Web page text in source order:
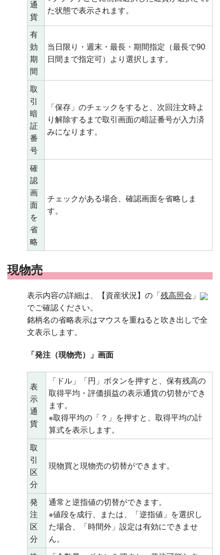
通
貨
た状態で表示されます。
有
効
期
間
当日限り・週末・最長・期間指定（最長で90
日間まで指定可）より選択します。
取
引
暗
証
番
号
「保存」のチェックをすると、次回注文時よ
り解除するまで取引画面の暗証番号が入力済
みになります。
確
認
画
面
を
省
略
チェックがある場合、確認画面を省略しま
す。
現物売
表示内容の詳細は、【資産状況】の「 残高照会 」
でご確認ください。
銘柄名の省略表示はマウスを重ねると吹き出しで全
文表示します。
「発注（現物売）」画面
表
示
通
貨
「ドル」「円」ボタンを押すと、保有残高の
取得平均・評価損益の表示通貨の切替ができ
ます。
※取得平均の「？」を押すと、取得平均の計
算式を表示します。
取
引
区
分
現物買と現物売の切替ができます。
発
注
区
分
通常と逆指値の切替ができます。
※値段を成行、または、「逆指値」を選択し
た場合、「時間外」設定は有効にできませ
ん。